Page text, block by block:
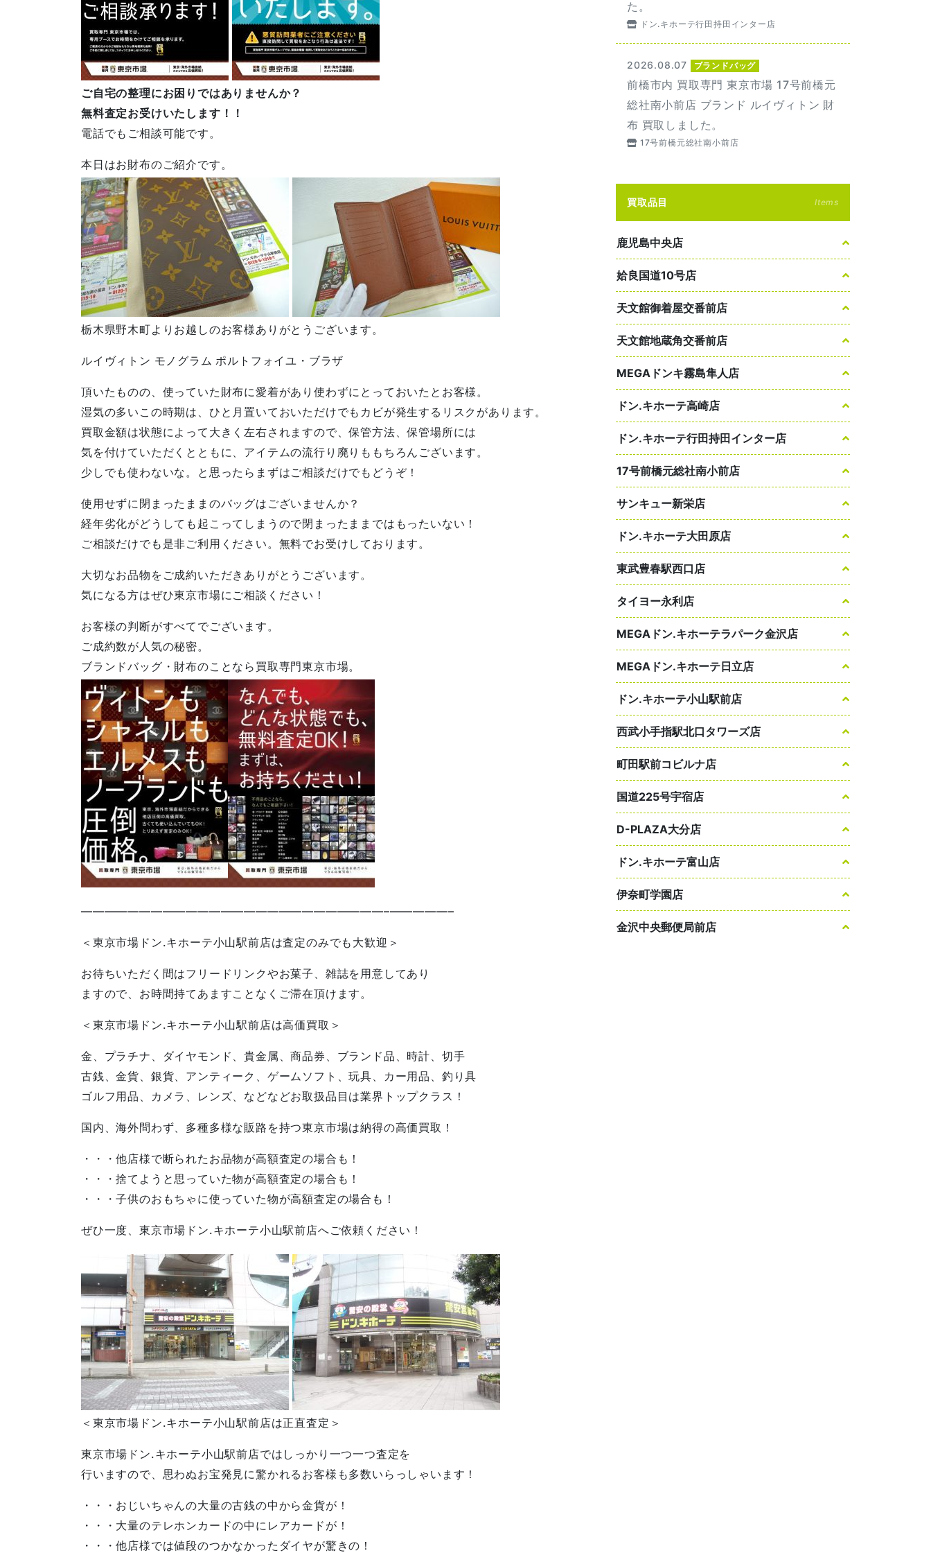
ご自宅の整理にお困りではありませんか？
無料査定お受けいたします！！
電話でもご相談可能です。
本日はお財布のご紹介です。
栃木県野木町よりお越しのお客様ありがとうございます。
ルイヴィトン モノグラム ポルトフォイユ・ブラザ
頂いたものの、使っていた財布に愛着があり使わずにとっておいたとお客様。
湿気の多いこの時期は、ひと月置いておいただけでもカビが発生するリスクがあります。
買取金額は状態によって大きく左右されますので、保管方法、保管場所には
気を付けていただくとともに、アイテムの流行り廃りももちろんございます。
少しでも使わないな。と思ったらまずはご相談だけでもどうぞ！
使用せずに閉まったままのバッグはございませんか？
経年劣化がどうしても起こってしまうので閉まったままではもったいない！
ご相談だけでも是非ご利用ください。無料でお受けしております。
大切なお品物をご成約いただきありがとうございます。
気になる方はぜひ東京市場にご相談ください！
お客様の判断がすべてでございます。
ご成約数が人気の秘密。
ブランドバッグ・財布のことなら買取専門東京市場。
——————————————————————————–—————–
＜東京市場ドン.キホーテ小山駅前店は査定のみでも大歓迎＞
お待ちいただく間はフリードリンクやお菓子、雑誌を用意してあり
ますので、お時間持てあますことなくご滞在頂けます。
＜東京市場ドン.キホーテ小山駅前店は高価買取＞
金、プラチナ、ダイヤモンド、貴金属、商品券、ブランド品、時計、切手
古銭、金貨、銀貨、アンティーク、ゲームソフト、玩具、カー用品、釣り具
ゴルフ用品、カメラ、レンズ、などなどお取扱品目は業界トップクラス！
国内、海外問わず、多種多様な販路を持つ東京市場は納得の高価買取！
・・・他店様で断られたお品物が高額査定の場合も！
・・・捨てようと思っていた物が高額査定の場合も！
・・・子供のおもちゃに使っていた物が高額査定の場合も！
ぜひ一度、東京市場ドン.キホーテ小山駅前店へご依頼ください！
＜東京市場ドン.キホーテ小山駅前店は正直査定＞
東京市場ドン.キホーテ小山駅前店ではしっかり一つ一つ査定を
行いますので、思わぬお宝発見に驚かれるお客様も多数いらっしゃいます！
・・・おじいちゃんの大量の古銭の中から金貨が！
・・・大量のテレホンカードの中にレアカードが！
・・・他店様では値段のつかなかったダイヤが驚きの！
た。
ドン.キホーテ行田持田インター店
2026.08.07 ブランドバッグ
前橋市内 買取専門 東京市場 17号前橋元
総社南小前店 ブランド ルイヴィトン 財
布 買取しました。
17号前橋元総社南小前店
買取品目 Items
鹿児島中央店
姶良国道10号店
天文館御着屋交番前店
天文館地蔵角交番前店
MEGAドンキ霧島隼人店
ドン.キホーテ高崎店
ドン.キホーテ行田持田インター店
17号前橋元総社南小前店
サンキュー新栄店
ドン.キホーテ大田原店
東武豊春駅西口店
タイヨー永利店
MEGAドン.キホーテラパーク金沢店
MEGAドン.キホーテ日立店
ドン.キホーテ小山駅前店
西武小手指駅北口タワーズ店
町田駅前コビルナ店
国道225号宇宿店
D-PLAZA大分店
ドン.キホーテ富山店
伊奈町学園店
金沢中央郵便局前店